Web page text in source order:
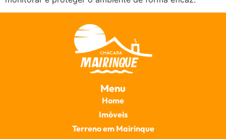
Menu
Home
Imóveis
Terreno em Mairinque